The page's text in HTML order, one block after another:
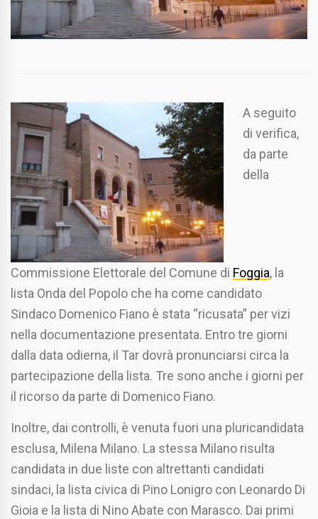
A seguito
di verifica,
da parte
della
Commissione Elettorale del Comune di Foggia, la
lista Onda del Popolo che ha come candidato
Sindaco Domenico Fiano è stata “ricusata” per vizi
nella documentazione presentata. Entro tre giorni
dalla data odierna, il Tar dovrà pronunciarsi circa la
partecipazione della lista. Tre sono anche i giorni per
il ricorso da parte di Domenico Fiano.
Inoltre, dai controlli, è venuta fuori una pluricandidata
esclusa, Milena Milano. La stessa Milano risulta
candidata in due liste con altrettanti candidati
sindaci, la lista civica di Pino Lonigro con Leonardo Di
Gioia e la lista di Nino Abate con Marasco. Dai primi